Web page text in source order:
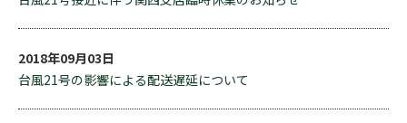
2018年09月03日
台風21号の影響による配送遅延について